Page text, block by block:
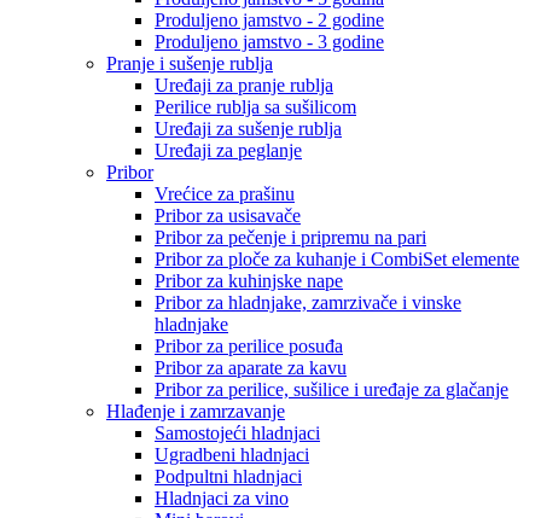
Produljeno jamstvo - 2 godine
Produljeno jamstvo - 3 godine
Pranje i sušenje rublja
Uređaji za pranje rublja
Perilice rublja sa sušilicom
Uređaji za sušenje rublja
Uređaji za peglanje
Pribor
Vrećice za prašinu
Pribor za usisavače
Pribor za pečenje i pripremu na pari
Pribor za ploče za kuhanje i CombiSet elemente
Pribor za kuhinjske nape
Pribor za hladnjake, zamrzivače i vinske
hladnjake
Pribor za perilice posuđa
Pribor za aparate za kavu
Pribor za perilice, sušilice i uređaje za glačanje
Hlađenje i zamrzavanje
Samostojeći hladnjaci
Ugradbeni hladnjaci
Podpultni hladnjaci
Hladnjaci za vino